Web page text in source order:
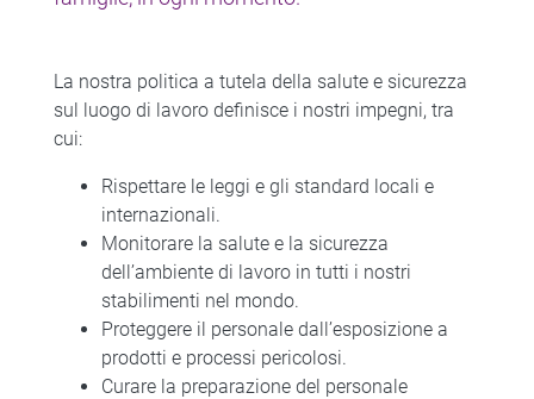
La nostra politica a tutela della salute e sicurezza
sul luogo di lavoro definisce i nostri impegni, tra
cui:
Rispettare le leggi e gli standard locali e
internazionali.
Monitorare la salute e la sicurezza
dell’ambiente di lavoro in tutti i nostri
stabilimenti nel mondo.
Proteggere il personale dall’esposizione a
prodotti e processi pericolosi.
Curare la preparazione del personale